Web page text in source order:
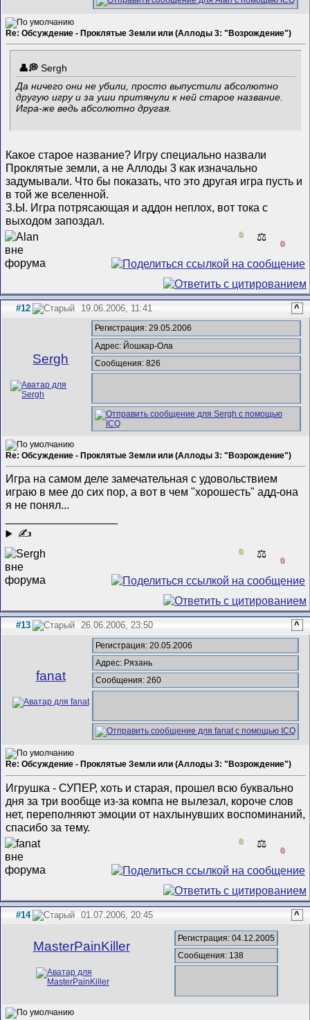
Re: Обсуждение - Проклятые Земли или (Аллоды 3: "Возрождение")
Sergh
Да ничего они не убили, просто выпустили абсолютно
другую игру и за уши притянули к ней старое название.
Игра-же ведь абсолютно другая.
Какое старое название? Игру специально назвали
Проклятые земли, а не Аллоды 3 как изначально
задумывали. Что бы показать, что это другая игра пусть и
в той же вселенной.
З.Ы. Игра потрясающая и аддон неплох, вот тока с
выходом запоздал.
0 ⚖️
0
#12 19.06.2006, 11:41 ^
Sergh
Регистрация: 29.05.2006
Адрес: Йошкар-Ола
Сообщения: 826
Re: Обсуждение - Проклятые Земли или (Аллоды 3: "Возрождение")
Игра на самом деле замечательная с удовольствием
играю в мее до сих пор, а вот в чем "хорошесть" адд-она
я не понял...
✍
0 ⚖️
0
#13 26.06.2006, 23:50 ^
fanat
Регистрация: 20.05.2006
Адрес: Рязань
Сообщения: 260
Re: Обсуждение - Проклятые Земли или (Аллоды 3: "Возрождение")
Игрушка - СУПЕР, хоть и старая, прошел всю буквально
дня за три вообще из-за компа не вылезал, короче слов
нет, переполняют эмоции от нахлынувших воспоминаний,
спасибо за тему.
0 ⚖️
0
#14 01.07.2006, 20:45 ^
MasterPainKiller
Регистрация: 04.12.2005
Сообщения: 138